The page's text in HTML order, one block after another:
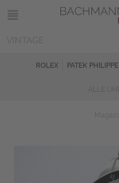
ROLEX PATEK PHILIPPE